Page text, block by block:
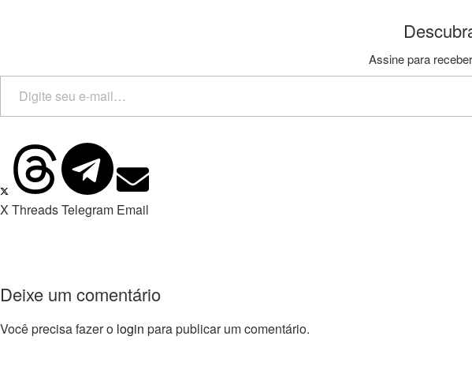
Assine para
X ThreadsTelegram Email
Deixe um comentário
Você precisa fazer o login para publicar um comentário.